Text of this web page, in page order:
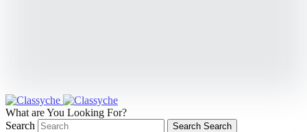
What are You Looking For?
Search
Search Search